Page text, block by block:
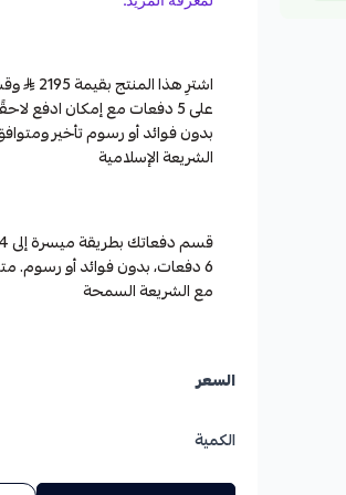
اشترِ هذا المنتج بقيمة 2195
على 5 دفعات مع إمكان ادفع
بدون فوائد أو رسوم تأخير
الشريعة الإسلامية
6 دفعات، بدون فوائد أو رسوم.
مع الشريعة السمحة
السعر
الكمية